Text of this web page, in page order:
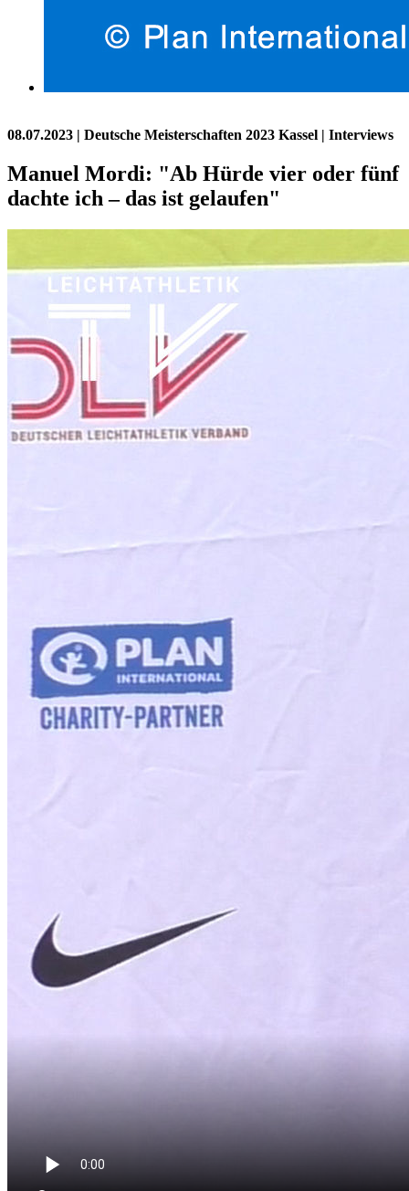
08.07.2023 | Deutsche Meisterschaften 2023 Kassel | Interviews
Manuel Mordi: "Ab Hürde vier oder fünf
dachte ich – das ist gelaufen"